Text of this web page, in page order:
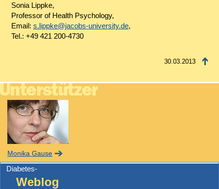
Sonia Lippke,
Professor of Health Psychology,
Email: s.lippke@jacobs-university.de,
Tel.: +49 421 200-4730
30.03.2013
Monika Gause
Diabetes-
Weblog